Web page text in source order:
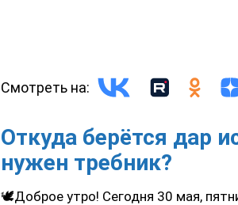
Смотреть на:
Откуда берётся дар
нужен требник?
🕊Доброе утро! Сегодня 30 мая,